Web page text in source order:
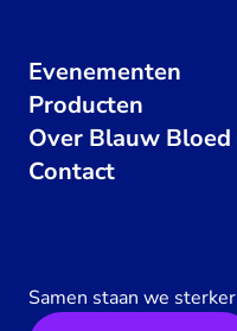
Evenementen
Producten
Over Blauw Bloed
Contact
Samen staan we sterker